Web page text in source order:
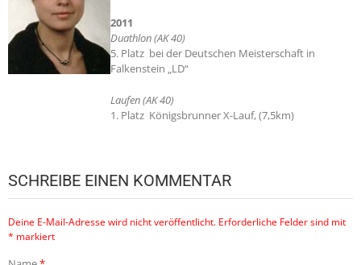
2011
Duathlon (AK 40)
5. Platz bei der Deutschen Meisterschaft in
Falkenstein „LD“
Laufen (AK 40)
1. Platz Königsbrunner X-Lauf, (7,5km)
SCHREIBE EINEN KOMMENTAR
Deine E-Mail-Adresse wird nicht veröffentlicht. Erforderliche Felder sind mit
* markiert